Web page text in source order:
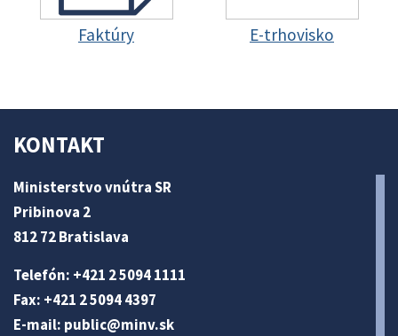
Faktúry E-trhovisko
KONTAKT
Ministerstvo vnútra SR
Pribinova 2
812 72 Bratislava
Telefón: +421 2 5094 1111
Fax: +421 2 5094 4397
E-mail: public@minv.sk